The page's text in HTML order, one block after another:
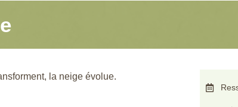
la neige évolue.